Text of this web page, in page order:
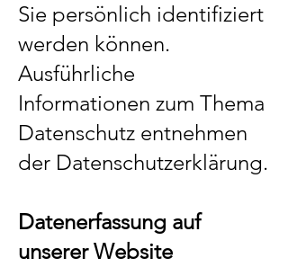
Sie persönlich identifiziert
werden können.
Ausführliche
Informationen zum Thema
Datenschutz entnehmen
der Datenschutzerklärung.
Datenerfassung auf
unserer Website